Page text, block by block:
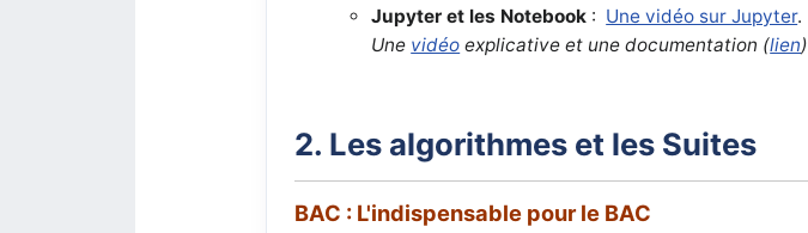
Jupyter et les Notebook : Une vidéo sur Jupyter.
Une vidéo explicative et une documentation (lien
2. Les algorithmes et les Suites
BAC : L'indispensable pour le BAC